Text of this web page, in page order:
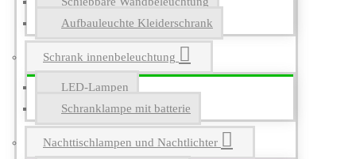
Aufbauleuchte Kleiderschrank
Schrank innenbeleuchtung
LED-Lampen
Schranklampe mit batterie
Nachttischlampen und Nachtlichter